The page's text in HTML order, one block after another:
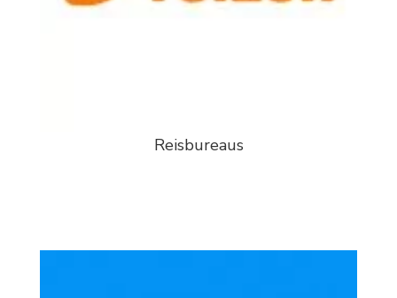
Reisbureaus